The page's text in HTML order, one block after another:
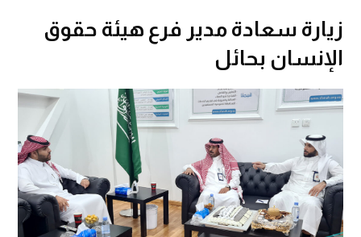
زيارة سعادة مدير فرع هيئة حقوق
الإنسان بحائل